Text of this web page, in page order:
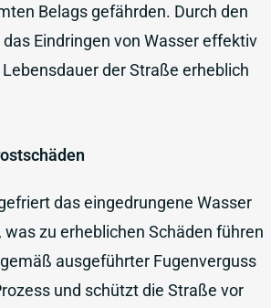
Belags gefährden. Durch den
Eindringen von Wasser effektiv
der Straße erheblich
das eingedrungene Wasser
was zu erheblichen Schäden führen
ausgeführter Fugenverguss
und schützt die Straße vor